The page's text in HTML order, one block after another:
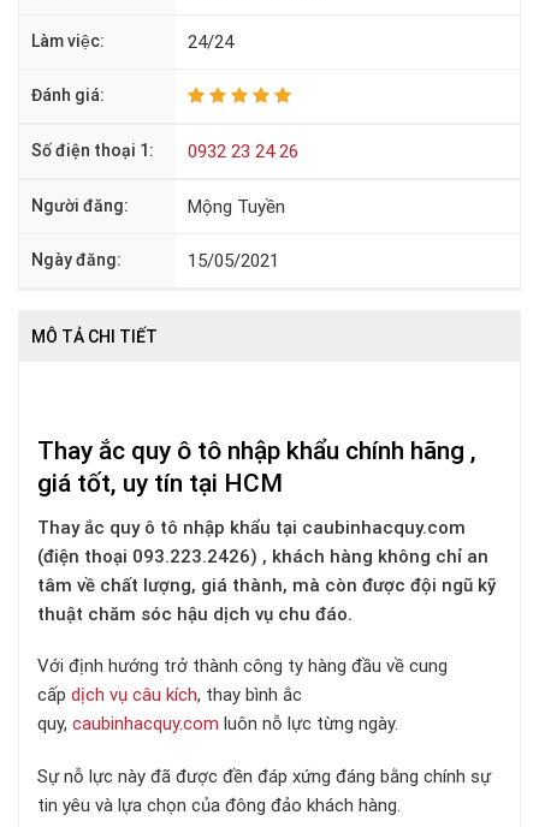
Làm việc: 24/24
Đánh giá:
Số điện thoại 1: 0932 23 24 26
Người đăng: Mộng Tuyền
Ngày đăng: 15/05/2021
MÔ TẢ CHI TIẾT
Thay ắc quy ô tô nhập khẩu chính hãng ,
giá tốt, uy tín tại HCM
Thay ắc quy ô tô nhập khẩu tại caubinhacquy.com
(điện thoại 093.223.2426) , khách hàng không chỉ an
tâm về chất lượng, giá thành, mà còn được đội ngũ kỹ
thuật chăm sóc hậu dịch vụ chu đáo.
Với định hướng trở thành công ty hàng đầu về cung
cấp dịch vụ câu kích, thay bình ắc
quy, caubinhacquy.com luôn nỗ lực từng ngày.
Sự nỗ lực này đã được đền đáp xứng đáng bằng chính sự
tin yêu và lựa chọn của đông đảo khách hàng.